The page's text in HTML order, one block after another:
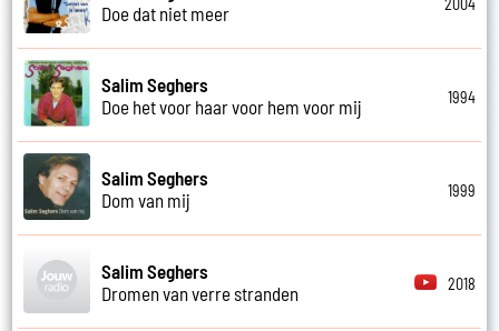
Doe dat niet meer
Salim Seghers
Doe het voor haar voor hem voor mij
1994
Salim Seghers
Dom van mij
1999
Salim Seghers
Dromen van verre stranden
2018